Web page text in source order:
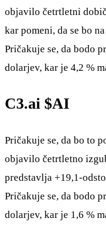
objavilo četrtletni
kar pomeni, da se bo
Pričakuje se, da bodo
dolarjev, kar je 4,2 %
C3.ai $AI
Pričakuje se, da bo to
objavilo četrtletno
predstavlja +19,1-
Pričakuje se, da bodo
dolarjev, kar je 1,6 %